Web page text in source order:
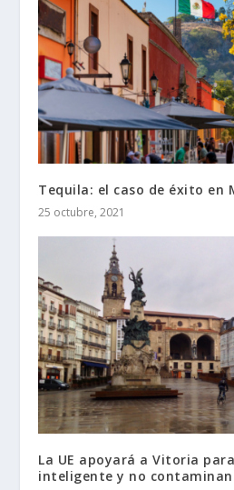
Tequila: el caso de éxito en
25 octubre, 2021
La UE apoyará a Vitoria
inteligente y no